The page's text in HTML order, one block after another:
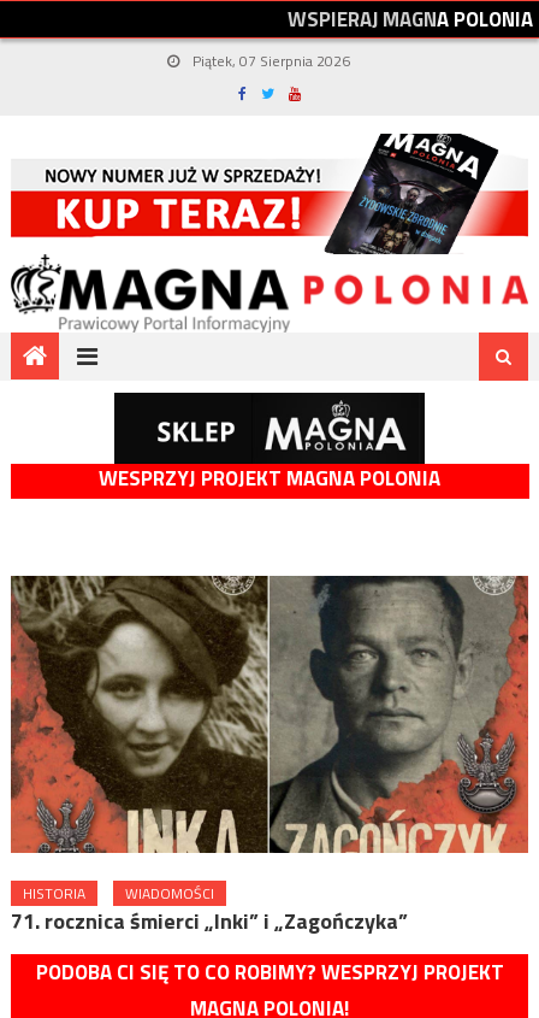
WSPIERAJMAGNAPOLONIA
Piątek, 07 Sierpnia 2026
WESPRZYJ PROJEKT MAGNA POLONIA
HISTORIA WIADOMOŚCI
71. rocznica śmierci „Inki” i „Zagończyka”
PODOBA CI SIĘ TO CO ROBIMY? WESPRZYJ PROJEKT
MAGNA POLONIA!